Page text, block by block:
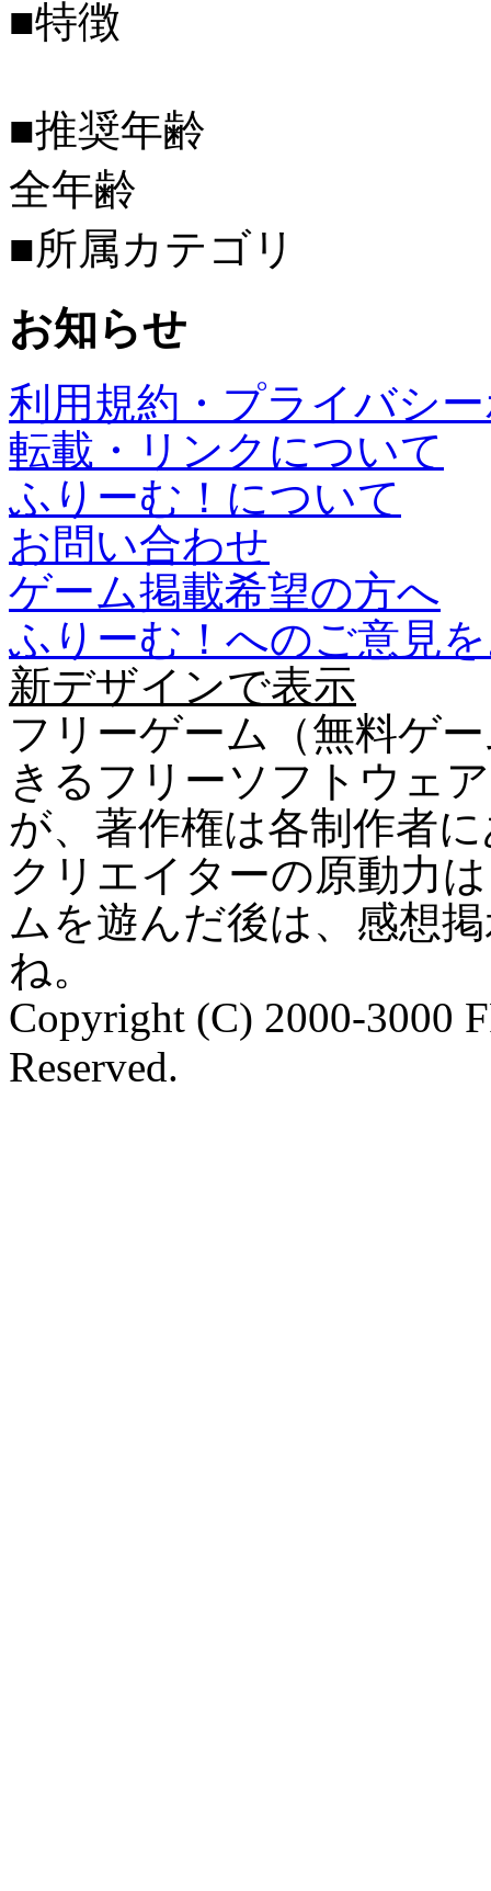
■特徴
■推奨年齢
全年齢
■所属カテゴリ
お知らせ
利用規約・プライバシ
転載・リンクについて
ふりーむ！について
お問い合わせ
ゲーム掲載希望の方へ
ふりーむ！へのご意見
新デザインで表示
フリーゲーム（無料ゲ
きるフリーソフトウェ
が、著作権は各制作者
クリエイターの原動力
ムを遊んだ後は、感想
ね。
Copyright (C) 2000-3000
Reserved.